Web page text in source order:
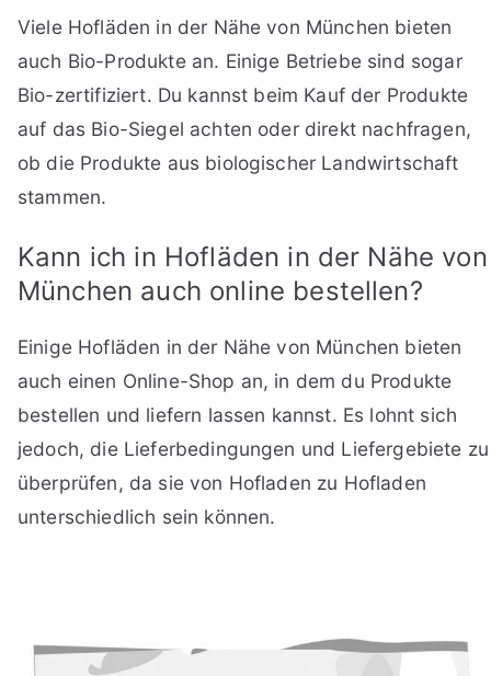
Viele Hofläden in der Nähe von München bieten
auch Bio-Produkte an. Einige Betriebe sind sogar
Bio-zertifiziert. Du kannst beim Kauf der Produkte
auf das Bio-Siegel achten oder direkt nachfragen,
ob die Produkte aus biologischer Landwirtschaft
stammen.
Kann ich in Hofläden in der Nähe von
München auch online bestellen?
Einige Hofläden in der Nähe von München bieten
auch einen Online-Shop an, in dem du Produkte
bestellen und liefern lassen kannst. Es lohnt sich
jedoch, die Lieferbedingungen und Liefergebiete zu
überprüfen, da sie von Hofladen zu Hofladen
unterschiedlich sein können.